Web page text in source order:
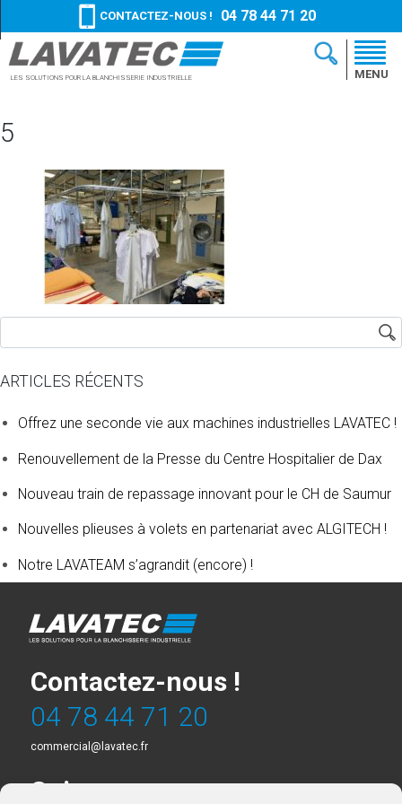
LES SOLUTIONS POUR LA BLANCHISSERIE INDUSTRIELLE
CONTACTEZ-NOUS ! 04 78 44 71 20
MENU
5
ARTICLES RÉCENTS
Offrez une seconde vie aux machines industrielles LAVATEC !
Renouvellement de la Presse du Centre Hospitalier de Dax
Nouveau train de repassage innovant pour le CH de Saumur
Nouvelles plieuses à volets en partenariat avec ALGITECH !
Notre LAVATEAM s’agrandit (encore) !
Contactez-nous !
04 78 44 71 20
commercial@lavatec.fr
Suivez-nous